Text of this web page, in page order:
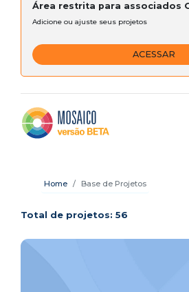
Área restrita para associados
Adicione ou ajuste seus projetos
ACESSAR
Home Base de Projetos
Total de projetos: 56